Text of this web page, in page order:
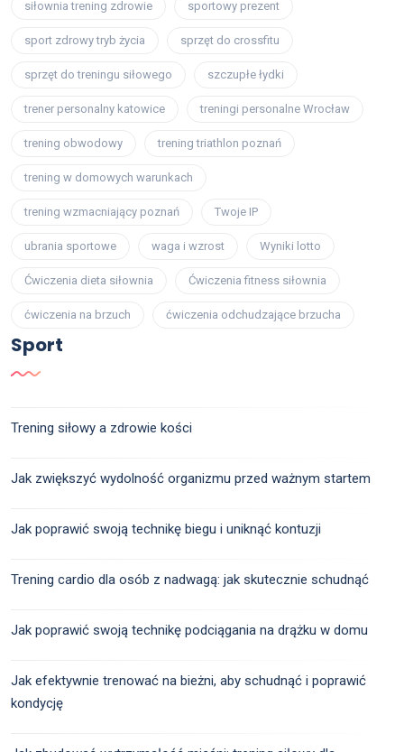
siłownia trening zdrowie sportowy prezent
sport zdrowy tryb życia sprzęt do crossfitu
sprzęt do treningu siłowego szczupłe łydki
trener personalny katowice treningi personalne Wrocław
trening obwodowy trening triathlon poznań
trening w domowych warunkach
trening wzmacniający poznań Twoje IP
ubrania sportowe waga i wzrost Wyniki lotto
Ćwiczenia dieta siłownia Ćwiczenia fitness siłownia
ćwiczenia na brzuch ćwiczenia odchudzające brzucha
Sport
Trening siłowy a zdrowie kości
Jak zwiększyć wydolność organizmu przed ważnym startem
Jak poprawić swoją technikę biegu i uniknąć kontuzji
Trening cardio dla osób z nadwagą: jak skutecznie schudnąć
Jak poprawić swoją technikę podciągania na drążku w domu
Jak efektywnie trenować na bieżni, aby schudnąć i poprawić
kondycję